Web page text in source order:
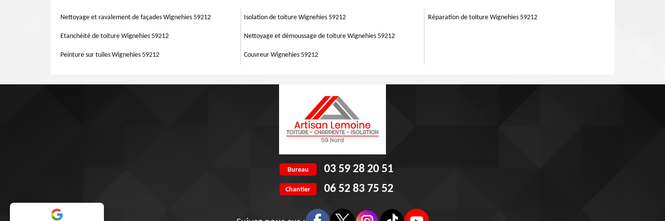
Notre équipe saura vite comment faire pour réussir e changement de votre gouttière qui présente une fuite due à un trou ou une
Nettoyage et ravalement de façades Wignehies 59212
Etanchéité de toiture Wignehies 59212
Peinture sur tuiles Wignehies 59212
Isolation de toiture Wignehies 59212
Nettoyage et démoussage de toiture Wignehies 59212
Couvreur Wignehies 59212
Réparation de toiture Wignehies 59212
Bureau 03 59 28 20 51
Chantier 06 52 83 75 52